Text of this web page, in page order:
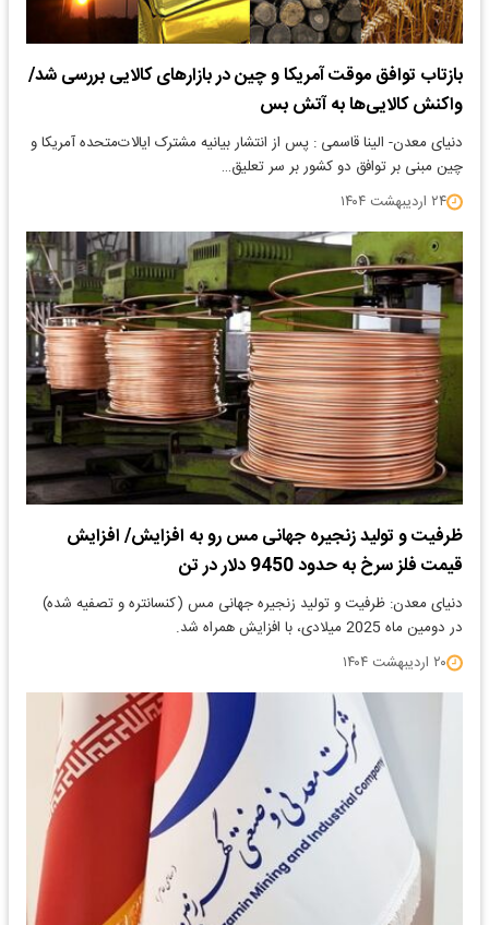
بازتاب توافق موقت آمریکا و چین در بازارهای کالایی بررسی شد/
واکنش کالایی‌ها به آتش‌‌‌ بس
​دنیای معدن- الینا قاسمی : پس از انتشار بیانیه مشترک ایالات‌متحده آمریکا و
چین مبنی بر توافق دو کشور بر سر تعلیق…
۲۴ اردیبهشت ۱۴۰۴
ظرفیت و تولید زنجیره جهانی مس رو به افزایش/ افزایش
قیمت فلز سرخ به حدود 9450 دلار در تن
دنیای معدن: ظرفیت و تولید زنجیره جهانی مس (کنسانتره و تصفیه شده)
در دومین ماه 2025 میلادی، با افزایش همراه شد.
۲۰ اردیبهشت ۱۴۰۴